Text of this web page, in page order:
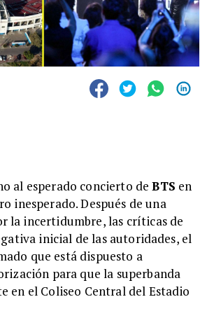
al esperado concierto deBTS en
inesperado. Después de una
la incertidumbre, las críticas de
inicial de las autoridades, el
que está dispuesto a
para que la superbanda
en el Coliseo Central del Estadio